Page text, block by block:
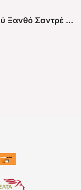
Farmavita Life Color Plus 12.16 Πολύ Ξανθό Σαντρέ Βιολέ